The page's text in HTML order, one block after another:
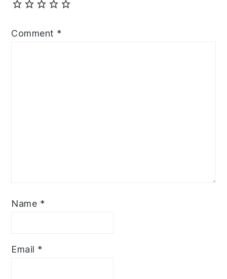
Comment *
Name *
Email *